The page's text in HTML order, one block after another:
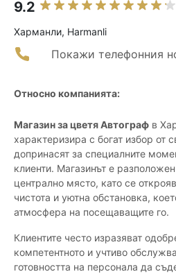
9.2
Харманли, Harmanli
Покажи телефонния
Относно компанията:
Магазин за цветя Автограф в
характеризира с богат избор от
допринасят за специалните
клиенти. Магазинът е
централно място, като се
чистота и уютна обстановка,
атмосфера на посещаващите го.
Клиентите често изразяват
компетентното и учтиво
готовността на персонала да